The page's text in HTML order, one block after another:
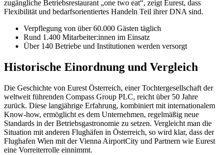
zugängliche Betriebsrestaurant „one two eat“, zeigt Eurest, dass
Flexibilität und bedarfsorientiertes Handeln Teil ihrer DNA sind.
Verpflegung von über 60.000 Gästen täglich
Rund 1.400 Mitarbeiter:innen im Einsatz
Über 140 Betriebe und Institutionen werden versorgt
Historische Einordnung und Vergleich
Die Geschichte von Eurest Österreich, einer Tochtergesellschaft der
weltweit führenden Compass Group PLC, reicht über 50 Jahre
zurück. Diese langjährige Erfahrung, kombiniert mit internationalem
Know-how, ermöglicht es dem Unternehmen, regelmäßig neue
Standards in der Betriebsgastronomie zu setzen. Vergleicht man die
Situation mit anderen Flughäfen in Österreich, so wird klar, dass der
Flughafen Wien mit der Vienna AirportCity und Partnern wie Eurest
eine Vorreiterrolle einnimmt.